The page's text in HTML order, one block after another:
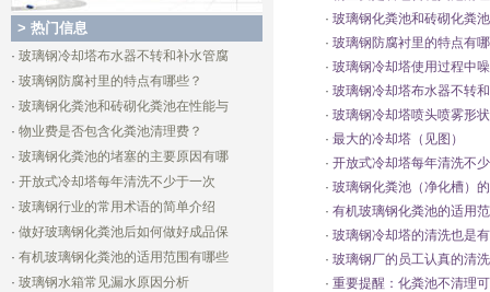
> 热门信息
· 玻璃钢冷却塔布水器不转和补水管腐
· 玻璃钢防腐衬里的特点有哪些？
· 玻璃钢化粪池和砖砌化粪池在性能与
· 物业费是否包含化粪池清理费？
· 玻璃钢化粪池的堵塞的主要原因有哪
· 开放式冷却塔每年清洗不少于一次
· 玻璃钢行业的常用术语的简单介绍
· 做好玻璃钢化粪池后如何做好成品保
· 有机玻璃钢化粪池的适用范围有哪些
· 玻璃钢水箱常见漏水原因分析
· 玻璃钢化粪池和砖砌化粪
· 玻璃钢防腐衬里的特点有
· 玻璃钢冷却塔使用过程中
· 玻璃钢冷却塔布水器不转
· 玻璃钢冷却塔喷头喷雾形
· 最大的冷却塔（见图）
· 开放式冷却塔每年清洗不
· 玻璃钢化粪池（净化槽）
· 有机玻璃钢化粪池的适用
· 玻璃钢冷却塔的清洗也是
· 玻璃钢厂的员工认真的清
· 重要提醒：化粪池不清理